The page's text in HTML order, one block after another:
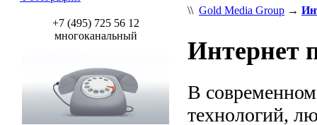
+7 (495) 725 56 12
многоканальный
\\ Gold Media Group →
Интернет
В
технологий,